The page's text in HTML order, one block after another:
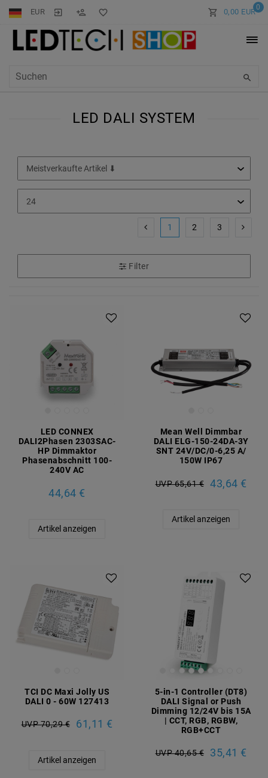
EUR 0
0,00 EUR
LED DALI SYSTEM
1 2 3
Filter
LED CONNEX
DALI2Phasen 2303SAC-
HP Dimmaktor
Phasenabschnitt 100-
240V AC
44,64 €
Artikel anzeigen
Mean Well Dimmbar
DALI ELG-150-24DA-3Y
SNT 24V/DC/0-6,25 A/
150W IP67
UVP 65,61 € 43,64 €
Artikel anzeigen
TCI DC Maxi Jolly US
DALI 0 - 60W 127413
UVP 70,29 € 61,11 €
Artikel anzeigen
5-in-1 Controller (DT8)
DALI Signal or Push
Dimming 12/24V bis 15A
| CCT, RGB, RGBW,
RGB+CCT
UVP 40,65 € 35,41 €